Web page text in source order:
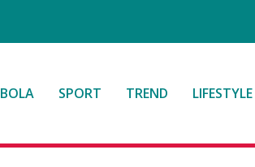
BOLA SPORT TREND LIFESTYLE